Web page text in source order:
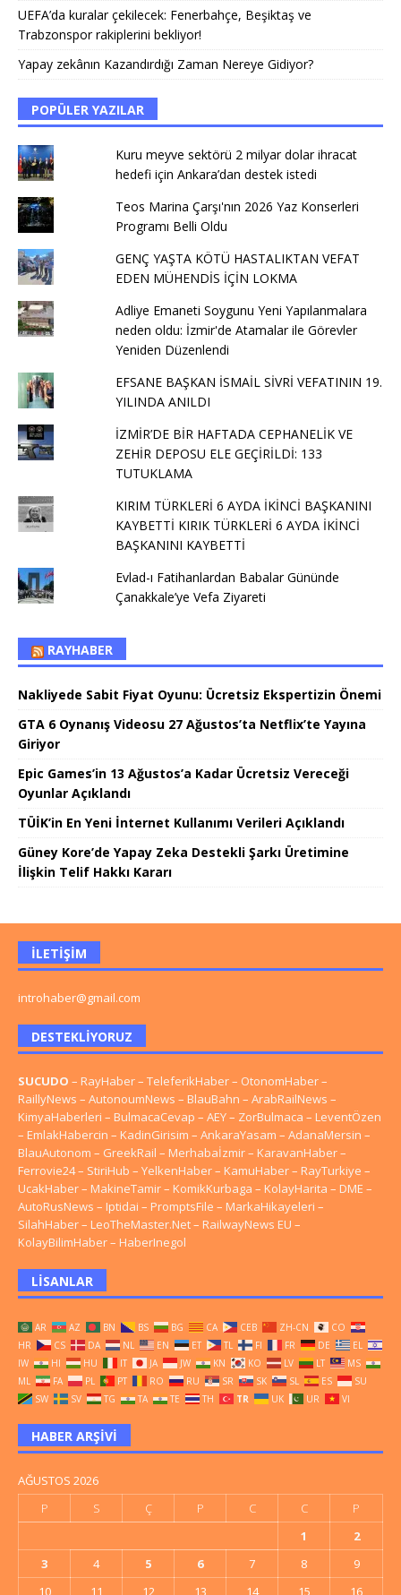
UEFA’da kuralar çekilecek: Fenerbahçe, Beşiktaş ve
Trabzonspor rakiplerini bekliyor!
Yapay zekânın Kazandırdığı Zaman Nereye Gidiyor?
POPÜLER YAZILAR
Kuru meyve sektörü 2 milyar dolar ihracat
hedefi için Ankara’dan destek istedi
Teos Marina Çarşı'nın 2026 Yaz Konserleri
Programı Belli Oldu
GENÇ YAŞTA KÖTÜ HASTALIKTAN VEFAT
EDEN MÜHENDİS İÇİN LOKMA
Adliye Emaneti Soygunu Yeni Yapılanmalara
neden oldu: İzmir'de Atamalar ile Görevler
Yeniden Düzenlendi
EFSANE BAŞKAN İSMAİL SİVRİ VEFATININ 19.
YILINDA ANILDI
İZMİR’DE BİR HAFTADA CEPHANELİK VE
ZEHİR DEPOSU ELE GEÇİRİLDİ: 133
TUTUKLAMA
KIRIM TÜRKLERİ 6 AYDA İKİNCİ BAŞKANINI
KAYBETTİ KIRIK TÜRKLERİ 6 AYDA İKİNCİ
BAŞKANINI KAYBETTİ
Evlad-ı Fatihanlardan Babalar Gününde
Çanakkale’ye Vefa Ziyareti
RAYHABER
Nakliyede Sabit Fiyat Oyunu: Ücretsiz Ekspertizin Önemi
GTA 6 Oynanış Videosu 27 Ağustos’ta Netflix’te Yayına
Giriyor
Epic Games’in 13 Ağustos’a Kadar Ücretsiz Vereceği
Oyunlar Açıklandı
TÜİK’in En Yeni İnternet Kullanımı Verileri Açıklandı
Güney Kore’de Yapay Zeka Destekli Şarkı Üretimine
İlişkin Telif Hakkı Kararı
İLETIŞIM
introhaber@gmail.com
DESTEKLIYORUZ
SUCUDO – RayHaber– TeleferikHaber– OtonomHaber–
RaillyNews – AutonoumNews – BlauBahn – ArabRailNews –
KimyaHaberleri – BulmacaCevap – AEY– ZorBulmaca – LeventÖzen
– EmlakHabercin – KadinGirisim – AnkaraYasam – AdanaMersin –
BlauAutonom – GreekRail – Merhabaİzmir– KaravanHaber–
Ferrovie24– StiriHub – YelkenHaber– KamuHaber– RayTurkiye –
UcakHaber– MakineTamir– KomikKurbaga – KolayHarita – DME –
AutoRusNews – Iptidai – PromptsFile – MarkaHikayeleri –
SilahHaber– LeoTheMaster.Net– RailwayNews EU –
KolayBilimHaber– HaberInegol
LISANLAR
AR AZ BN BS BG CA CEB ZH-CN
CO
HR
CS DA NL EN ET TL FI FR DE
EL
IW
HI HU IT JA JW KN KO LV LT
MS
ML
FA PL PT RO RU SR SK SL ES
SU
SW
SV TG TA TE TH TR UK UR VI
HABER ARŞIVI
AĞUSTOS 2026
P
S Ç P C C
P
1
2
3
4 5 6 7 8
9
10
11 12 13 14 15 16